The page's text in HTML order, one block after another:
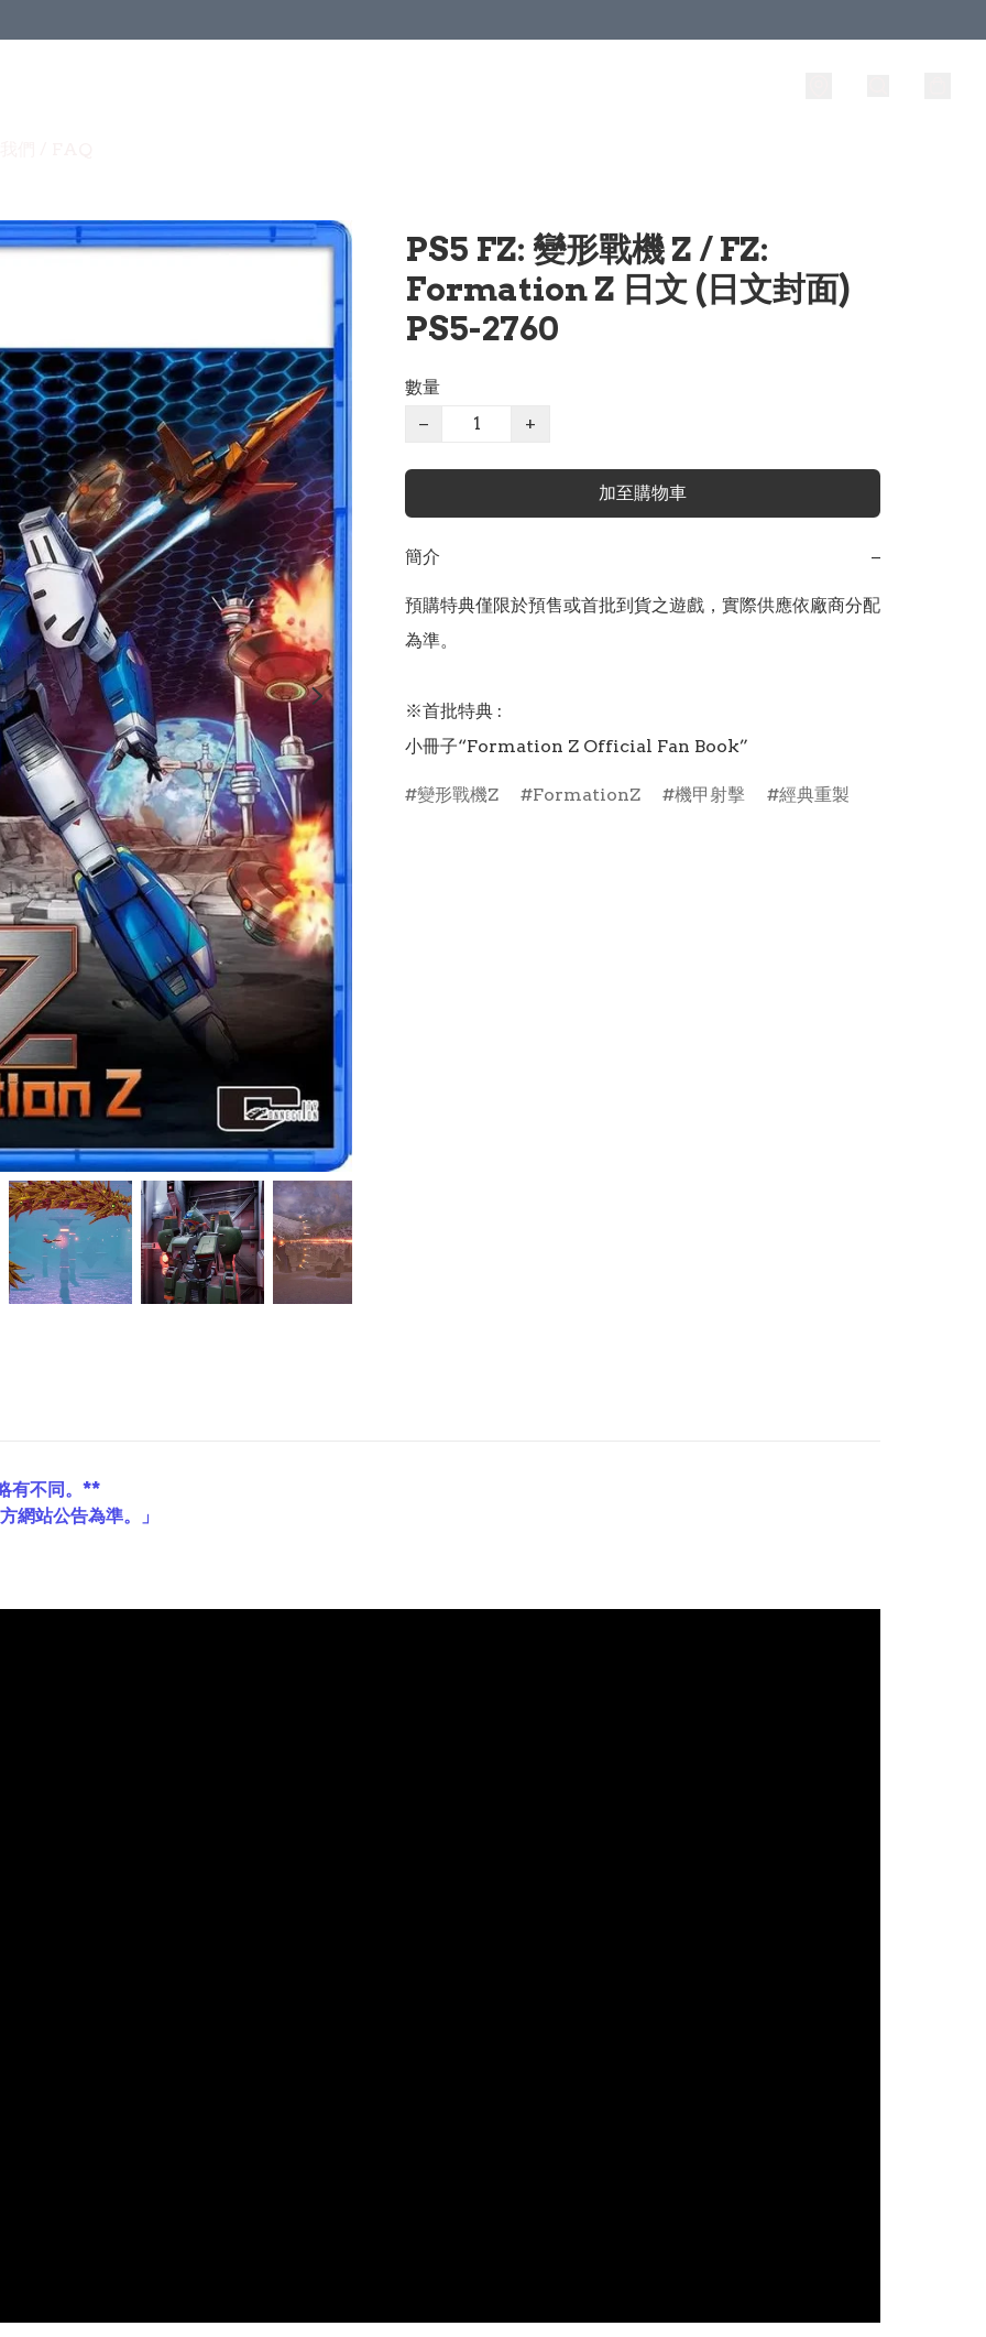
PS5 FZ: 變形戰機 Z / FZ:
Formation Z 日文 (日文封面)
PS5-2760
數量
−
+
加至購物車
簡介 −
預購特典僅限於預售或首批到貨之遊戲，實際供應依廠商分配
為準。
※首批特典 :
小冊子“Formation Z Official Fan Book”
變形戰機Z FormationZ 機甲射擊 經典重製
有不同。**
網站公告為準。」